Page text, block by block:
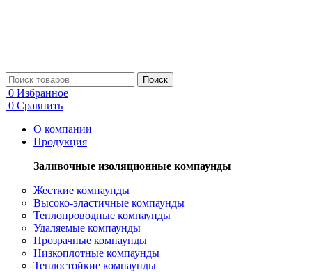
Поиск
0 Избранное
0 Сравнить
О компании
Продукция
Заливочные изоляционные компаунды
Жесткие компаунды
Высоко-эластичные компаунды
Теплопроводные компаунды
Удаляемые компаунды
Прозрачные компаунды
Низкоплотные компаунды
Теплостойкие компаунды